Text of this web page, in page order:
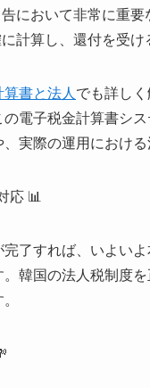
告において非常に重
計算し、還付を受け
書と法人でも詳し
電子税金計算書シ
実際の運用におけ
応 📊
了すれば、いよい
韓国の法人税制度